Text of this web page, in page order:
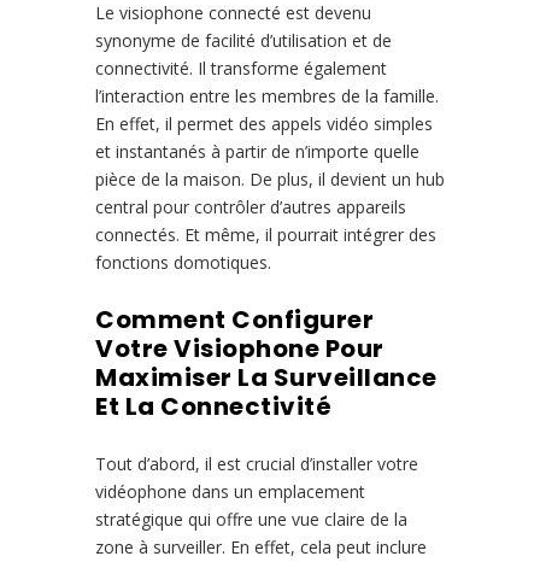
Le visiophone connecté est devenu
synonyme de facilité d’utilisation et de
connectivité. Il transforme également
l’interaction entre les membres de la famille.
En effet, il permet des appels vidéo simples
et instantanés à partir de n’importe quelle
pièce de la maison. De plus, il devient un hub
central pour contrôler d’autres appareils
connectés. Et même, il pourrait intégrer des
fonctions domotiques.
Comment Configurer
Votre Visiophone Pour
Maximiser La Surveillance
Et La Connectivité
Tout d’abord, il est crucial d’installer votre
vidéophone dans un emplacement
stratégique qui offre une vue claire de la
zone à surveiller. En effet, cela peut inclure